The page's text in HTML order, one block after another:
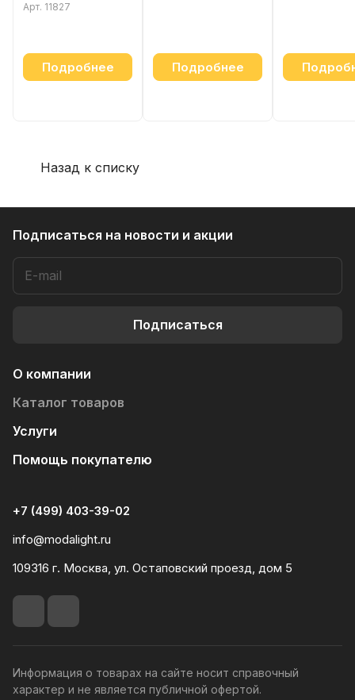
Арт. 11827
Подробнее Подробнее
Назад к списку
Подписаться на новости и акции
Подписаться
О компании
Каталог товаров
Услуги
Помощь покупателю
+7 (499) 403-39-02
info@modalight.ru
109316 г. Москва, ул. Остаповский проезд, дом 5
Информация о товарах на сайте носит справочный
характер и не является публичной офертой.